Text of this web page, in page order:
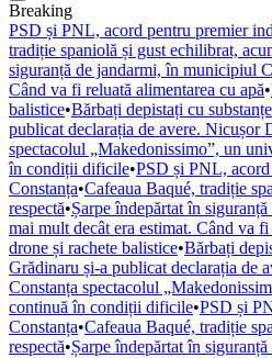
Breaking
PSD și PNL, acord pentru premier
tradiție spaniolă și gust echilibrat,
siguranță de jandarmi, în municipiul
Când va fi reluată alimentarea cu apă•
balistice•Bărbați depistați cu
publicat declarația de avere. Nicușor
spectacolul „Makedonissimo”, un
în condiții dificile•PSD și PNL,
Constanța•Cafeaua Baqué, tradiție
respectă•Șarpe îndepărtat în
mai mult decât era estimat. Când va
drone și rachete balistice•Bărbați
Grădinaru și-a publicat declarația de
Constanța spectacolul
continuă în condiții dificile•PSD și
Constanța•Cafeaua Baqué, tradiție
respectă•Șarpe îndepărtat în